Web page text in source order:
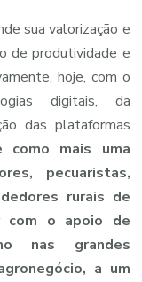
sua valorização e
de produtividade e
hoje, com o
digitais, da
das plataformas
como mais uma
pecuaristas,
rurais de
com o apoio de
nas grandes
a um